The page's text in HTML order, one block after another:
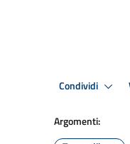
Condividi
Argomenti: